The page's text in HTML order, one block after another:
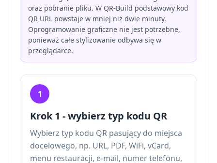
oraz pobranie pliku. W QR-Build podstawowy kod
QR URL powstaje w mniej niż dwie minuty.
Oprogramowanie graficzne nie jest potrzebne,
ponieważ całe stylizowanie odbywa się w
przeglądarce.
1
Krok 1 - wybierz typ kodu QR
Wybierz typ kodu QR pasujący do miejsca
docelowego, np. URL, PDF, WiFi, vCard,
menu restauracji, e-mail, numer telefonu,